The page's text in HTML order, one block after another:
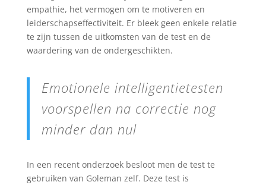
empathie, het vermogen om te motiveren en
leiderschapseffectiviteit. Er bleek geen enkele relatie
te zijn tussen de uitkomsten van de test en de
waardering van de ondergeschikten.
Emotionele intelligentietesten
voorspellen na correctie nog
minder dan nul
In een recent onderzoek besloot men de test te
gebruiken van Goleman zelf. Deze test is